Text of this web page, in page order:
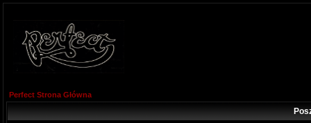
Perfect Strona Główna